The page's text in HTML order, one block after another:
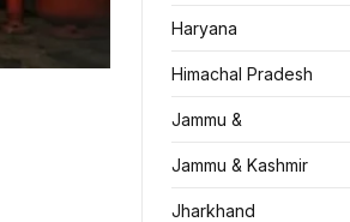
Haryana
Himachal Pradesh
Jammu &
Jammu & Kashmir
Jharkhand